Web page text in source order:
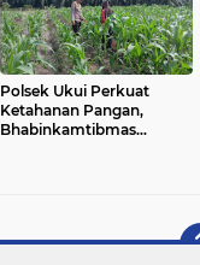
Polsek Ukui Perkuat
Ketahanan Pangan,
Bhabinkamtibmas